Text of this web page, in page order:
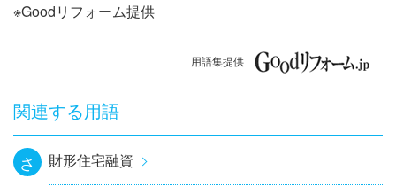
シ
ン
※Goodリフォーム提供
用語集提供
関連する用語
さ 財形住宅融資